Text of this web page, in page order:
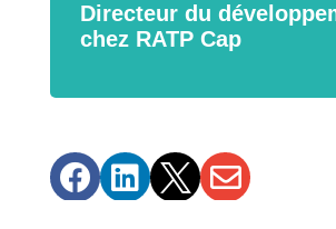
Directeur du
chez RATP Cap
   